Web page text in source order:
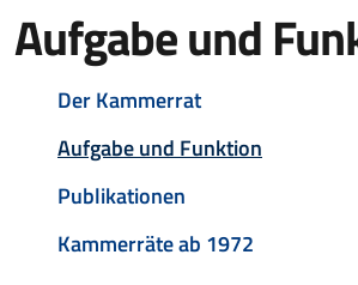
Aufgabe und
Navigazione
Der Kammerrat
Aufgabe und Funktion
Publikationen
Kammerräte ab 1972